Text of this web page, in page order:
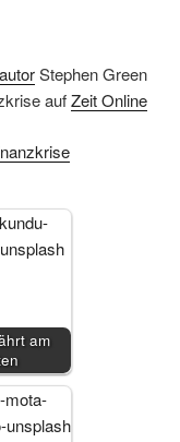
Stephen Green
aufZeit Online
am